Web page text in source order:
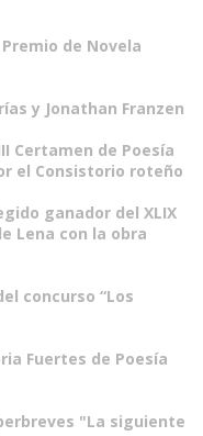
de Novela
y Jonathan Franzen
Certamen de Poesía
el Consistorio roteño
ganador del XLIX
Lena con la obra
concurso “Los
Fuertes de Poesía
"La siguiente